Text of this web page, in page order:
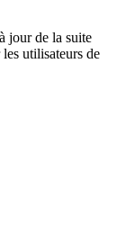
jour de la suite
utilisateurs de